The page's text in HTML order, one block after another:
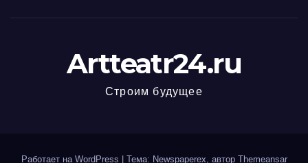
Artteatr24.ru
Строим будущее
Работает на WordPress Тема: Newspaperex, автор Themeansar